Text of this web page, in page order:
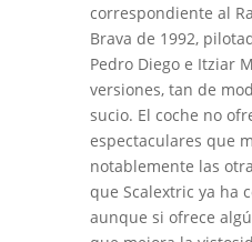
correspondiente al
Brava de 1992,
Pedro Diego e Itziar
versiones, tan de
sucio. El coche no
espectaculares que
notablemente las
que Scalextric ya ha
aunque si ofrece